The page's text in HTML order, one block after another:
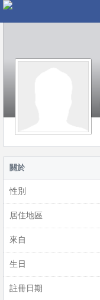
關於
性別
居住地區
來自
生日
註冊日期